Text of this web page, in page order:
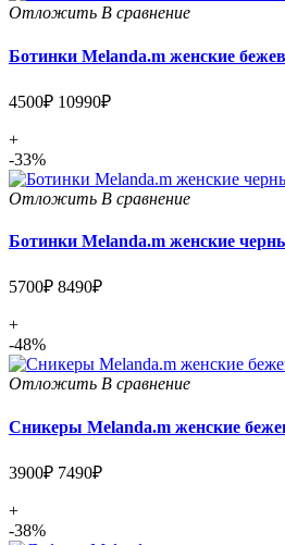
Отложить В сравнение
Ботинки Melanda.m женские
4500₽ 10990₽
+
-33%
Отложить В сравнение
Ботинки Melanda.m женские
5700₽ 8490₽
+
-48%
Отложить В сравнение
Сникеры Melanda.m женские
3900₽ 7490₽
+
-38%